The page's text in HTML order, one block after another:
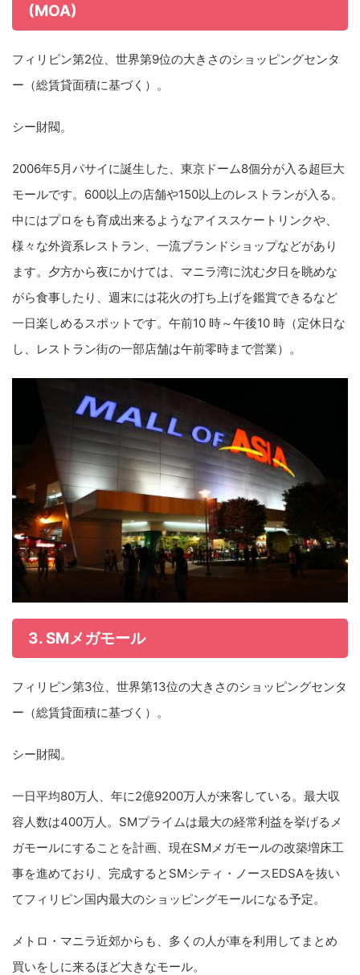
(MOA)
フィリピン第2位、世界第9位の大きさのショッピングセンタ
ー（総賃貸面積に基づく）。
シー財閥。
2006年5月パサイに誕生した、東京ドーム8個分が入る超巨大
モールです。600以上の店舗や150以上のレストランが入る。
中にはプロをも育成出来るようなアイススケートリンクや、
様々な外資系レストラン、一流ブランドショップなどがあり
ます。夕方から夜にかけては、マニラ湾に沈む夕日を眺めな
がら食事したり、週末には花火の打ち上げを鑑賞できるなど
一日楽しめるスポットです。午前10 時～午後10 時（定休日な
し、レストラン街の一部店舗は午前零時まで営業）。
3. SMメガモール
フィリピン第3位、世界第13位の大きさのショッピングセンタ
ー（総賃貸面積に基づく）。
シー財閥。
一日平均80万人、年に2億9200万人が来客している。最大収
容人数は400万人。SMプライムは最大の経常利益を挙げるメ
ガモールにすることを計画、現在SMメガモールの改築増床工
事を進めており、完成するとSMシティ・ノースEDSAを抜い
てフィリピン国内最大のショッピングモールになる予定。
メトロ・マニラ近郊からも、多くの人が車を利用してまとめ
買いをしに来るほど大きなモール。